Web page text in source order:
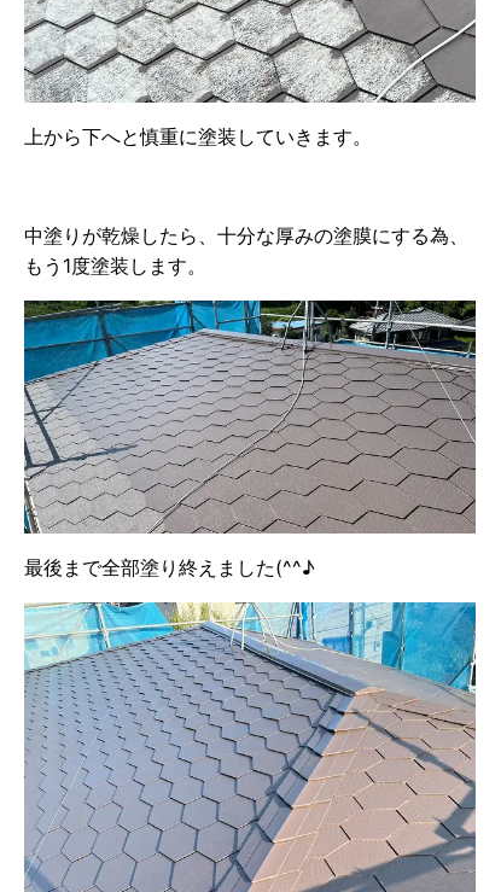
上から下へと慎重に塗装していきます。
中塗りが乾燥したら、十分な厚みの塗膜にする為、
もう1度塗装します。
最後まで全部塗り終えました(^^♪